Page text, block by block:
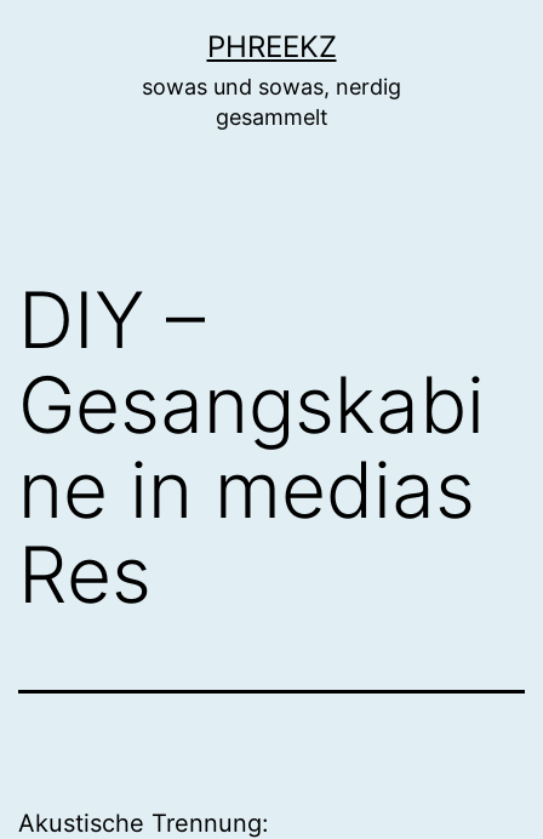
PHREEKZ
sowas und sowas, nerdig
gesammelt
DIY –
Gesangskabi
ne in medias
Res
Akustische Trennung: